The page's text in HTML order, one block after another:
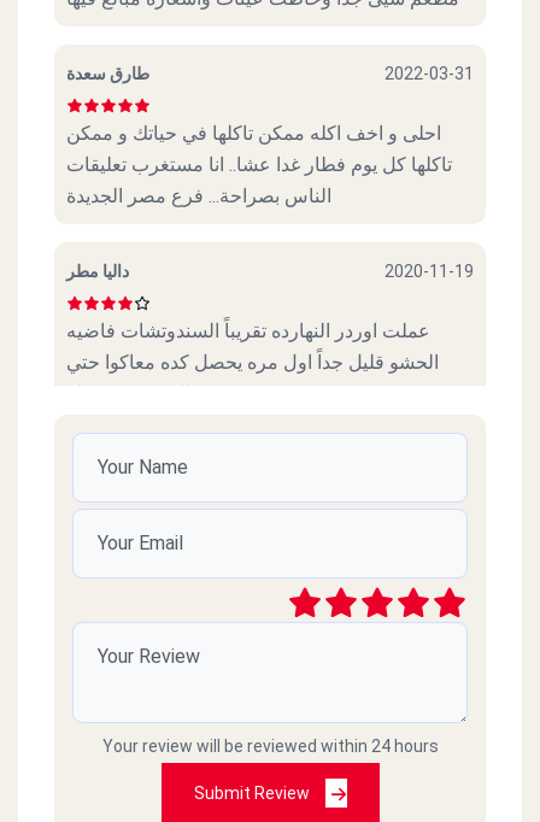
طارق سعدة 2022-03-31
احلى و اخف اكله ممكن تاكلها في حياتك و ممكن
تاكلها كل يوم فطار غدا عشا.. انا مستغرب تعليقات
الناس بصراحة... فرع مصر الجديدة
داليا مطر 2020-11-19
عملت اوردر النهارده تقريباً السندوتشات فاضيه
الحشو قليل جداً اول مره يحصل كده معاكوا حتي
العيش مش حلو
عمرو عادل فريد
Your review will be reviewed within 24 hours
Submit Review